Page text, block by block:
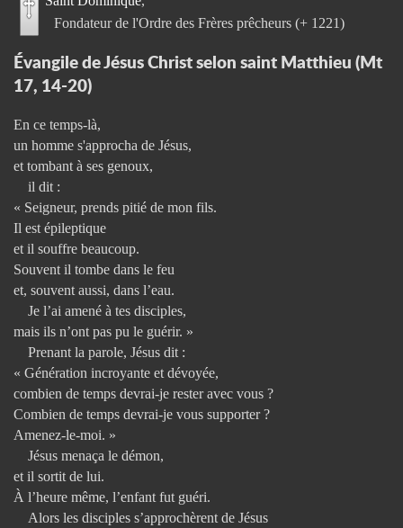
Fondateur de l'Ordre des Frères prêcheurs (+ 1221)
Évangile de Jésus Christ selon saint Matthieu (Mt
17, 14-20)
En ce temps-là,
un homme s'approcha de Jésus,
et tombant à ses genoux,
il dit :
« Seigneur, prends pitié de mon fils.
Il est épileptique
et il souffre beaucoup.
Souvent il tombe dans le feu
et, souvent aussi, dans l’eau.
Je l’ai amené à tes disciples,
mais ils n’ont pas pu le guérir. »
Prenant la parole, Jésus dit :
« Génération incroyante et dévoyée,
combien de temps devrai-je rester avec vous ?
Combien de temps devrai-je vous supporter ?
Amenez-le-moi. »
Jésus menaça le démon,
et il sortit de lui.
À l’heure même, l’enfant fut guéri.
Alors les disciples s’approchèrent de Jésus